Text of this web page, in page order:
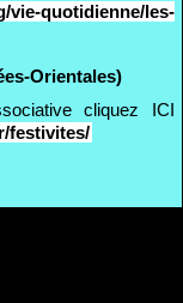
vie-quotidienne/les-
Orientales)
cliquez ICI
festivites/